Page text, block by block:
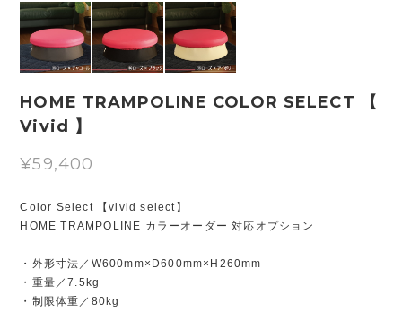
HOME TRAMPOLINE COLOR SELECT 【
Vivid 】
¥59,400
Color Select 【vivid select】
HOME TRAMPOLINE カラーオーダー 対応オプション
・外形寸法／W600mm×D600mm×H260mm
・重量／7.5kg
・制限体重／80kg